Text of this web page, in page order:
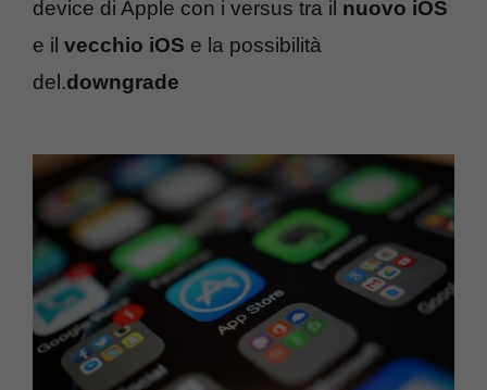
device di Apple con i versus tra il nuovo iOS
e il vecchio iOS e la possibilità
del.downgrade